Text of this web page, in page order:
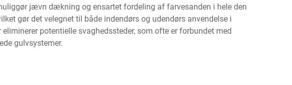
jævn dækning og ensartet fordeling af farvesanden i hele den
gør det velegnet til både indendørs og udendørs anvendelse i
potentielle svaghedssteder, som ofte er forbundet med
gulvsystemer.